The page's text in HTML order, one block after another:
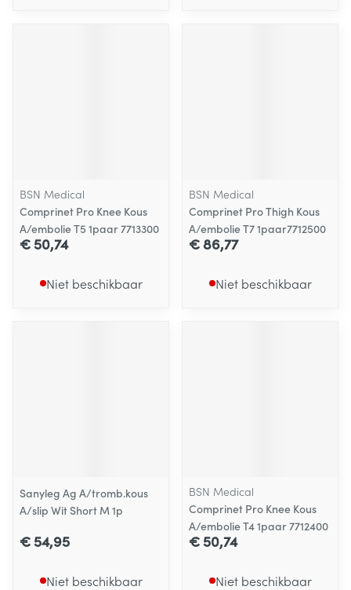
BSN Medical
Comprinet Pro Knee Kous
A/embolie T5 1paar 7713300
€ 50,74
Niet beschikbaar
BSN Medical
Comprinet Pro Thigh Kous
A/embolie T7 1paar7712500
€ 86,77
Niet beschikbaar
Sanyleg Ag A/tromb.kous
A/slip Wit Short M 1p
€ 54,95
Niet beschikbaar
BSN Medical
Comprinet Pro Knee Kous
A/embolie T4 1paar 7712400
€ 50,74
Niet beschikbaar